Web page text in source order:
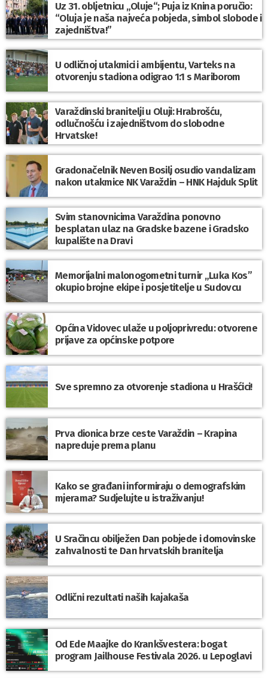
Uz 31. obljetnicu „Oluje“; Puja iz Knina poručio:
“Oluja je naša najveća pobjeda, simbol slobode i
zajedništva!”
U odličnoj utakmici i ambijentu, Varteks na
otvorenju stadiona odigrao 1:1 s Mariborom
Varaždinski branitelji u Oluji: Hrabrošću,
odlučnošću i zajedništvom do slobodne
Hrvatske!
Gradonačelnik Neven Bosilj osudio vandalizam
nakon utakmice NK Varaždin – HNK Hajduk Split
Svim stanovnicima Varaždina ponovno
besplatan ulaz na Gradske bazene i Gradsko
kupalište na Dravi
Memorijalni malonogometni turnir „Luka Kos”
okupio brojne ekipe i posjetitelje u Sudovcu
Općina Vidovec ulaže u poljoprivredu: otvorene
prijave za općinske potpore
Sve spremno za otvorenje stadiona u Hrašćici!
Prva dionica brze ceste Varaždin – Krapina
napreduje prema planu
Kako se građani informiraju o demografskim
mjerama? Sudjelujte u istraživanju!
U Sračincu obilježen Dan pobjede i domovinske
zahvalnosti te Dan hrvatskih branitelja
Odlični rezultati naših kajakaša
Od Ede Maajke do Krankšvestera: bogat
program Jailhouse Festivala 2026. u Lepoglavi